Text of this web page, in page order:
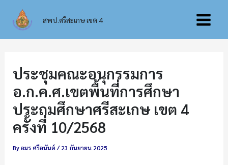
content
สพป.ศรีสะเกษ เขต 4
Main
ประชุมคณะอนุกรรมการ
อ.ก.ค.ศ.เขตพื้นที่การศึกษา
ประถมศึกษาศรีสะเกษ เขต 4
ครั้งที่ 10/2568
Byอมร ศรีอนันต์/23 กันยายน 2025